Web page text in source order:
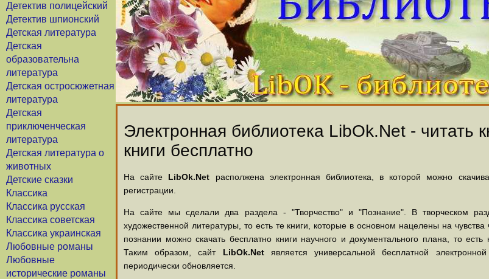
Детектив полицейский
Детектив шпионский
Детская литература
Детская
образовательна
литература
Детская остросюжетная
литература
Детская
приключенческая
литература
Детская литература о
животных
Детские сказки
Классика
Классика русская
Классика советская
Классика украинская
Любовные романы
Любовные
исторические романы
Электронная библиотека LibOk.Net - читать
книги бесплатно
На сайте LibOk.Net располжена электронная библиотека, в которой можно
регистрации.
На сайте мы сделали два раздела - "Творчество" и "Познание". В творческом
художественной литературы, то есть те книги, которые в основном нацелены на
познании можно скачать бесплатно книги научного и документального плана, то
Таким образом, сайт LibOk.Netявляется универсальной бесплатной
периодически обновляется.